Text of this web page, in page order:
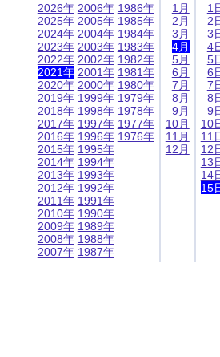
2026年
2025年
2024年
2023年
2022年
2021年
2020年
2019年
2018年
2017年
2016年
2015年
2014年
2013年
2012年
2011年
2010年
2009年
2008年
2007年
2006年
2005年
2004年
2003年
2002年
2001年
2000年
1999年
1998年
1997年
1996年
1995年
1994年
1993年
1992年
1991年
1990年
1989年
1988年
1987年
1986年
1985年
1984年
1983年
1982年
1981年
1980年
1979年
1978年
1977年
1976年
1月
2月
3月
4月
5月
6月
7月
8月
9月
10月
11月
12月
1
2
3
4
5
6
7
8
9
10
11
12
13
14
15